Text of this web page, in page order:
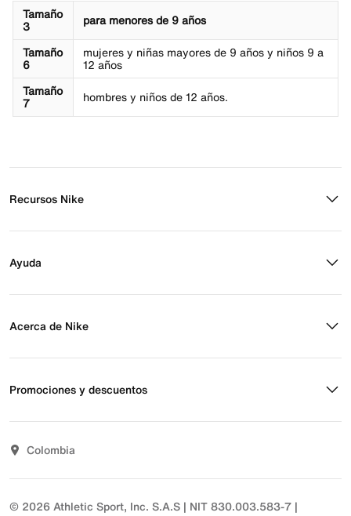
Tamaño
3
para menores de 9 años
Tamaño
6
mujeres y niñas mayores de 9 años y niños 9 a
12 años
Tamaño
7 hombres y niños de 12 años.
Recursos Nike
Regístrate para recibir correos
Ayuda
Preguntas frecuentes
Devoluciones
Comunicate con nosotros
Acerca de Nike
Noticias
Sostenibilidad
Promociones y descuentos
T&C actividades comerciales
Colombia
© 2026 Athletic Sport, Inc. S.A.S | NIT 830.003.583-7 |